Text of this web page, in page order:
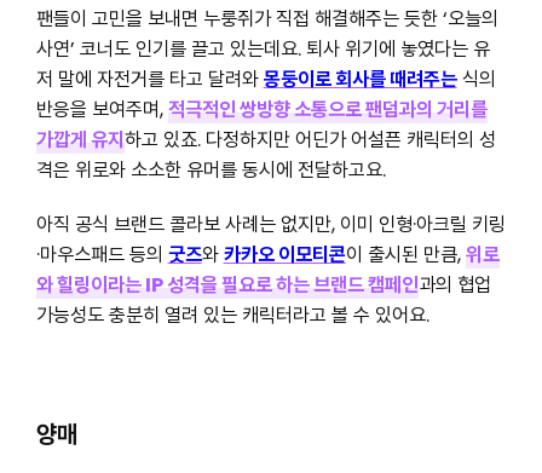
팬들이 고민을 보내면 누룽쥐가 직접 해결해주는 듯한 ‘오늘의
사연’ 코너도 인기를 끌고 있는데요. 퇴사 위기에 놓였다는 유
저 말에 자전거를 타고 달려와몽둥이로 회사를 때려주는식의
반응을 보여주며,적극적인 쌍방향 소통으로 팬덤과의 거리를
가깝게 유지하고 있죠. 다정하지만 어딘가 어설픈 캐릭터의 성
격은 위로와 소소한 유머를 동시에 전달하고요.
아직 공식 브랜드 콜라보 사례는 없지만, 이미 인형·아크릴 키링
·마우스패드 등의 굿즈와카카오 이모티콘이 출시된 만큼,위로
와 힐링이라는 IP 성격을 필요로 하는 브랜드 캠페인과의 협업
가능성도 충분히 열려 있는 캐릭터라고 볼 수 있어요.
양매